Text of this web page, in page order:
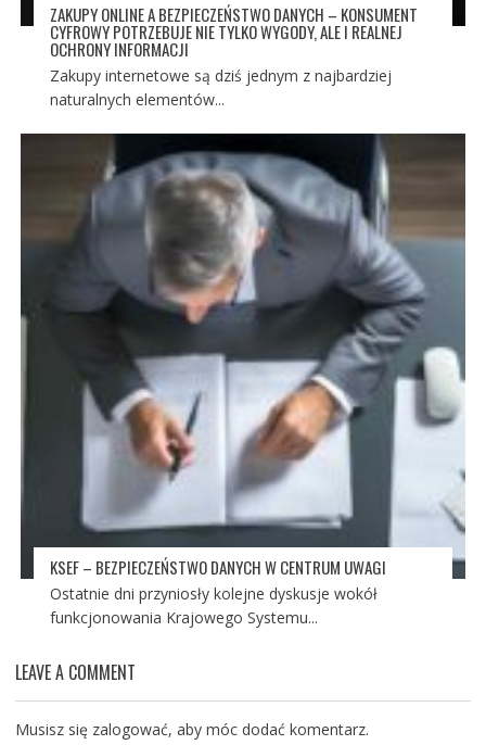
ZAKUPY ONLINE A BEZPIECZEŃSTWO DANYCH – KONSUMENT
CYFROWY POTRZEBUJE NIE TYLKO WYGODY, ALE I REALNEJ
OCHRONY INFORMACJI
Zakupy internetowe są dziś jednym z najbardziej
naturalnych elementów...
KSEF – BEZPIECZEŃSTWO DANYCH W CENTRUM UWAGI
Ostatnie dni przyniosły kolejne dyskusje wokół
funkcjonowania Krajowego Systemu...
LEAVE A COMMENT
Musisz się zalogować, aby móc dodać komentarz.